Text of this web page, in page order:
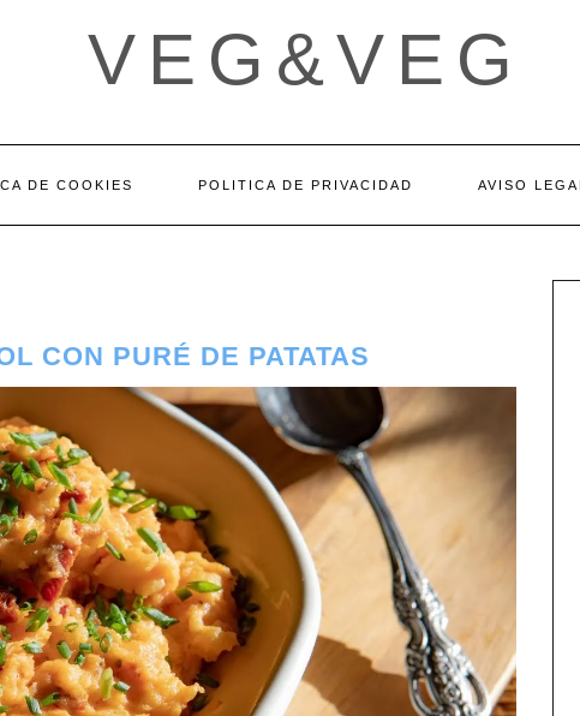
VEG&VEG
DE COOKIES POLITICA DE PRIVACIDAD AVISO LEGAL
CON PURÉ DE PATATAS